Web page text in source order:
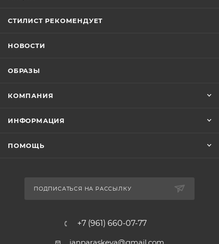
СТИЛИСТ РЕКОМЕНДУЕТ
НОВОСТИ
ОБРАЗЫ
КОМПАНИЯ
ИНФОРМАЦИЯ
ПОМОЩЬ
ПОДПИСАТЬСЯ НА РАССЫЛКУ
+7 (961) 660-07-77